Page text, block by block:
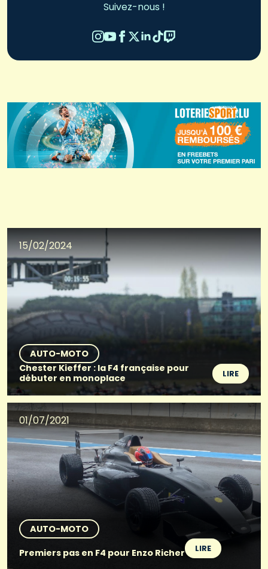
Suivez-nous !
15/02/2024
AUTO-MOTO
Chester Kieffer : la F4 française pour
débuter en monoplace
LIRE
01/07/2021
AUTO-MOTO
Premiers pas en F4 pour Enzo Richer
LIRE